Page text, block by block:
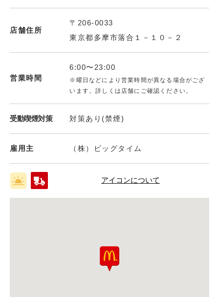
店舗住所
〒206-0033
東京都多摩市落合１－１０－２
営業時間
6:00〜23:00
※曜日などにより営業時間が異なる場合がござ
います。詳しくは店舗にご確認ください。
受動喫煙対策 対策あり(禁煙)
雇用主 （株）ビッグタイム
アイコンについて